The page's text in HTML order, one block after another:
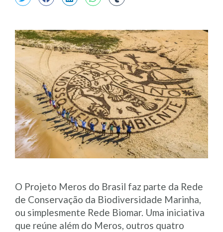
O Projeto Meros do Brasil faz parte da Rede
de Conservação da Biodiversidade Marinha,
ou simplesmente Rede Biomar. Uma iniciativa
que reúne além do Meros, outros quatro